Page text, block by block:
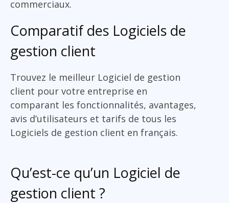
commerciaux.
Comparatif des Logiciels de
gestion client
Trouvez le meilleur Logiciel de gestion
client pour votre entreprise en
comparant les fonctionnalités, avantages,
avis d’utilisateurs et tarifs de tous les
Logiciels de gestion client en français.
Qu’est-ce qu’un Logiciel de
gestion client ?